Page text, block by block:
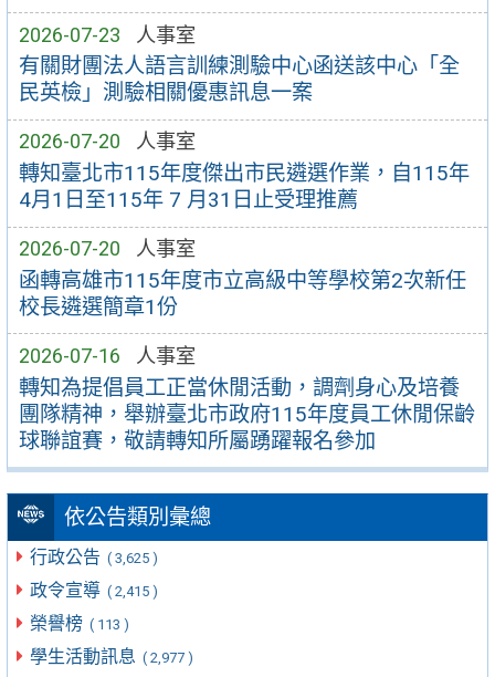
2026-07-23 人事室
有關財團法人語言訓練測驗中心函送該中心「全
民英檢」測驗相關優惠訊息一案
2026-07-20 人事室
轉知臺北市115年度傑出市民遴選作業，自115年
4月1日至115年 7 月31日止受理推薦
2026-07-20 人事室
函轉高雄市115年度市立高級中等學校第2次新任
校長遴選簡章1份
2026-07-16 人事室
轉知為提倡員工正當休閒活動，調劑身心及培養
團隊精神，舉辦臺北市政府115年度員工休閒保齡
球聯誼賽，敬請轉知所屬踴躍報名參加
依公告類別彙總
行政公告 ( 3,625 )
政令宣導 ( 2,415 )
榮譽榜 ( 113 )
學生活動訊息 ( 2,977 )